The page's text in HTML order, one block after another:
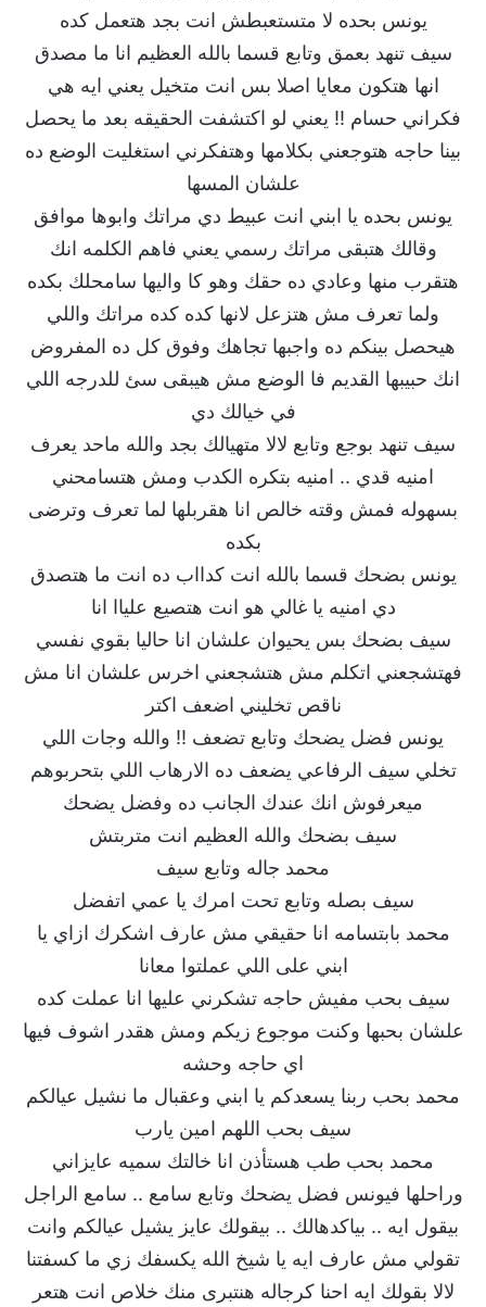
يونس بحده لا متستعبطش انت بجد هتعمل كده
سيف تنهد بعمق وتابع قسما بالله العظيم انا ما مصدق
انها هتكون معايا اصلا بس انت متخيل يعني ايه هي
فكراني حسام !! يعني لو اكتشفت الحقيقه بعد ما يحصل
بينا حاجه هتوجعني بكلامها وهتفكرني استغليت الوضع ده
علشان المسها
يونس بحده يا ابني انت عبيط دي مراتك وابوها موافق
وقالك هتبقى مراتك رسمي يعني فاهم الكلمه انك
هتقرب منها وعادي ده حقك وهو كا واليها سامحلك بكده
ولما تعرف مش هتزعل لانها كده كده مراتك واللي
هيحصل بينكم ده واجبها تجاهك وفوق كل ده المفروض
انك حبيبها القديم فا الوضع مش هيبقى سئ للدرجه اللي
في خيالك دي
سيف تنهد بوجع وتابع لالا متهيالك بجد والله ماحد يعرف
امنيه قدي .. امنيه بتكره الكدب ومش هتسامحني
بسهوله فمش وقته خالص انا هقربلها لما تعرف وترضى
بكده
يونس بضحك قسما بالله انت كدااب ده انت ما هتصدق
دي امنيه يا غالي هو انت هتصيع علياا انا
سيف بضحك بس يحيوان علشان انا حاليا بقوي نفسي
فهتشجعني اتكلم مش هتشجعني اخرس علشان انا مش
ناقص تخليني اضعف اكتر
يونس فضل يضحك وتابع تضعف !! والله وجات اللي
تخلي سيف الرفاعي يضعف ده الارهاب اللي بتحربوهم
ميعرفوش انك عندك الجانب ده وفضل يضحك
سيف بضحك والله العظيم انت متربتش
محمد جاله وتابع سيف
سيف بصله وتابع تحت امرك يا عمي اتفضل
محمد بابتسامه انا حقيقي مش عارف اشكرك ازاي يا
ابني على اللي عملتوا معانا
سيف بحب مفيش حاجه تشكرني عليها انا عملت كده
علشان بحبها وكنت موجوع زيكم ومش هقدر اشوف فيها
اي حاجه وحشه
محمد بحب ربنا يسعدكم يا ابني وعقبال ما نشيل عيالكم
سيف بحب اللهم امين يارب
محمد بحب طب هستأذن انا خالتك سميه عايزاني
وراحلها فيونس فضل يضحك وتابع سامع .. سامع الراجل
بيقول ايه .. بياكدهالك .. بيقولك عايز يشيل عيالكم وانت
تقولي مش عارف ايه يا شيخ الله يكسفك زي ما كسفتنا
لالا بقولك ايه احنا كرجاله هنتبرى منك خلاص انت هتعر